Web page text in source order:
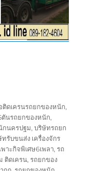
ติดเครนรถยกของหนัก,
ตันรถยกของหนัก,
กนครปฐม,บริษัทรถยก
ทรับขนส่ง เครื่องจักร
าะกิจพิเศษ6เพลา,รถ
ติดเครน,รถยกของ